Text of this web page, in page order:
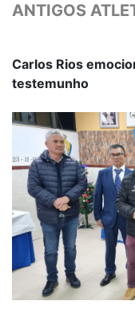
ANTIGOS
Carlos Rios
testemunho